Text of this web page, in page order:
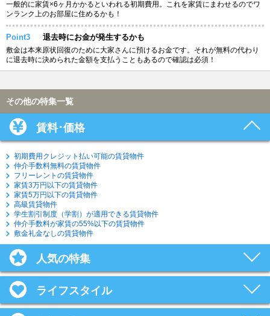
一般的に家賃×6ヶ月かかるといわれる初期費用。これを家賃にまわせるのでワ
ンランク上のお部屋に住めるかも！
Point3 退去時にお金が発生するかも
敷金は本来原状回復のために大家さんに預けるお金です。それが無料の代わり
に退去時に決められた金額を支払うこともあるので確認は必須！
その他の特集一覧
賃料･価格
初期費用クレジット払い可能の賃貸物件
仲介手数料無料の賃貸物件
フリーレントの賃貸物件
家賃3万円以下の賃貸物件
家賃5万円以下の賃貸物件
高級賃貸物件
学生割引制度（学割）が適用できる賃貸物件
仲介手数料が家賃の55%以下の賃貸物件
敷金礼金なしの賃貸物件
人気の特集
ライフスタイル